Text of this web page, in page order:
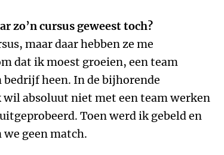
zo’n cursus geweest toch?
maar daar hebben ze me
dat ik moest groeien, een team
heen. In de bijhorende
wil absoluut niet met een team werken
Toen werd ik gebeld en
geen match.